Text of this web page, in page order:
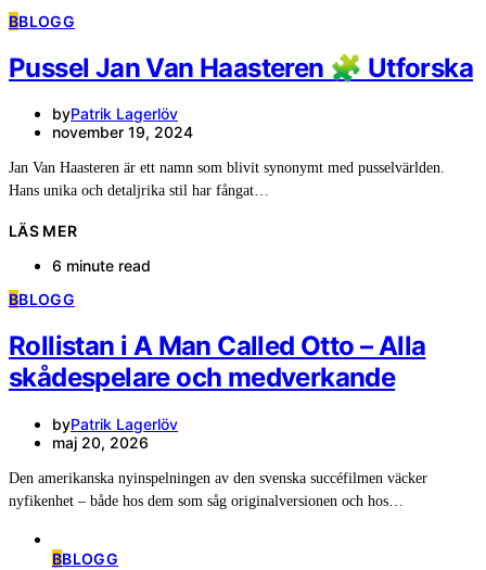
BBLOGG
Pussel Jan Van Haasteren 🧩 Utforska
byPatrik Lagerlöv
november 19, 2024
Jan Van Haasteren är ett namn som blivit synonymt med pusselvärlden.
Hans unika och detaljrika stil har fångat…
LÄS MER
6 minute read
BBLOGG
Rollistan i A Man Called Otto – Alla
skådespelare och medverkande
byPatrik Lagerlöv
maj 20, 2026
Den amerikanska nyinspelningen av den svenska succéfilmen väcker
nyfikenhet – både hos dem som såg originalversionen och hos…
BBLOGG